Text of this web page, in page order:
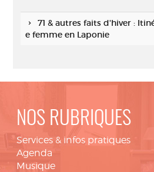
71 & autres faits d'hiver :
e femme en Laponie
NOS RUBRIQUES
Services & infos pratiques
Agenda
Musique